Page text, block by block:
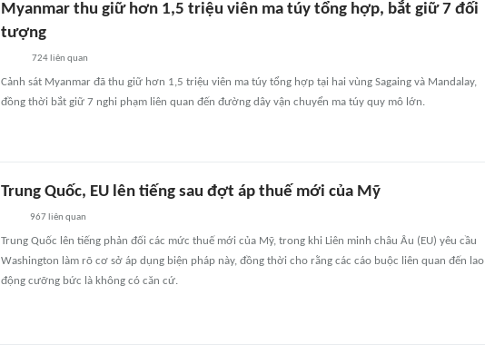
Myanmar thu giữ hơn 1,5 triệu viên ma túy tổng hợp, bắt giữ 7 đối
tượng
724liên quan
Cảnh sát Myanmar đã thu giữ hơn 1,5 triệu viên ma túy tổng hợp tại hai vùng Sagaing và Mandalay,
đồng thời bắt giữ 7 nghi phạm liên quan đến đường dây vận chuyển ma túy quy mô lớn.
Trung Quốc, EU lên tiếng sau đợt áp thuế mới của Mỹ
967liên quan
Trung Quốc lên tiếng phản đối các mức thuế mới của Mỹ, trong khi Liên minh châu Âu (EU) yêu cầu
Washington làm rõ cơ sở áp dụng biện pháp này, đồng thời cho rằng các cáo buộc liên quan đến lao
động cưỡng bức là không có căn cứ.